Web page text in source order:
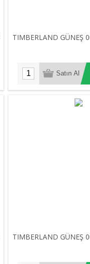
TIMBERLAND GÜNEŞ
TIMBERLAND GÜNEŞ